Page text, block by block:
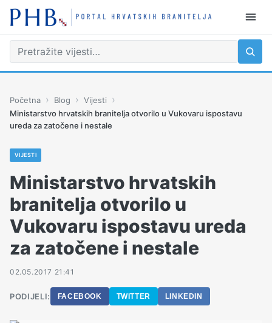
Početna › Blog › Vijesti ›
Ministarstvo hrvatskih branitelja otvorilo u Vukovaru ispostavu
ureda za zatočene i nestale
VIJESTI
Ministarstvo hrvatskih
branitelja otvorilo u
Vukovaru ispostavu ureda
za zatočene i nestale
02.05.2017 21:41
PODIJELI: FACEBOOK TWITTER LINKEDIN